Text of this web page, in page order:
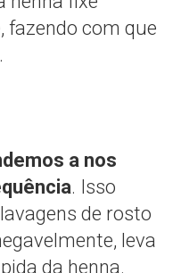
fazendo com que
a nos
. Isso
de rosto
leva
da henna.